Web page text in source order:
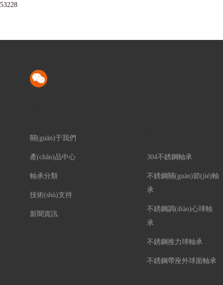
53228
關(guān)于我們
產(chǎn)品中心
軸承分類
技術(shù)支持
新聞資訊
304不銹鋼軸承
不銹鋼關(guān)節(jié)軸
承
不銹鋼調(diào)心球軸
承
不銹鋼推力球軸承
不銹鋼帶座外球面軸承